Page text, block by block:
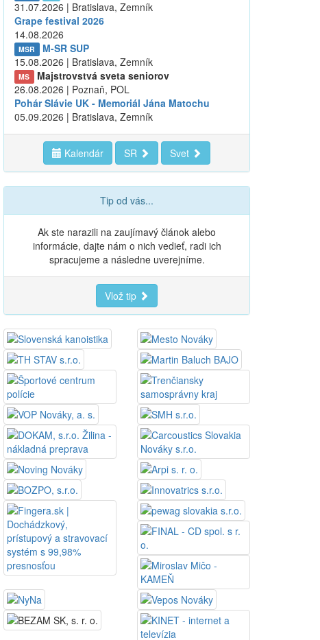
31.07.2026 | Bratislava, Zemník
Grape festival 2026
14.08.2026
MSR
M-SR SUP
15.08.2026 | Bratislava, Zemník
MS
Majstrovstvá sveta seniorov
26.08.2026 | Poznaň, POL
Pohár Slávie UK - Memoriál Jána Matochu
05.09.2026 | Bratislava, Zemník
Kalendár SR Svet
Tip od vás...
Ak ste narazili na zaujímavý článok alebo
informácie, dajte nám o nich vedieť, radi ich
spracujeme a následne uverejníme.
Vlož tip